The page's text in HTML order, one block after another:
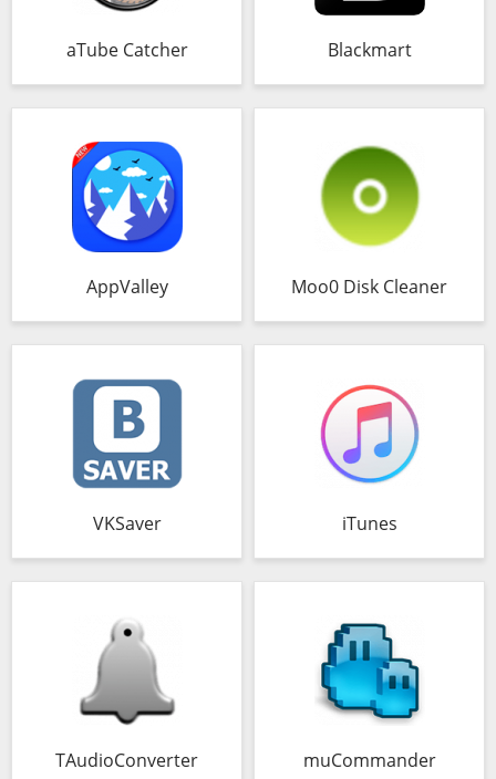
aTube Catcher Blackmart
AppValley Moo0 Disk Cleaner
VKSaver iTunes
TAudioConverter muCommander